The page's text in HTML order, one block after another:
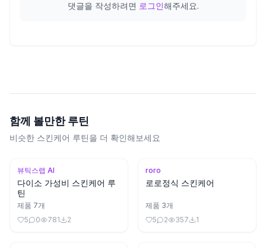
댓글을 작성하려면 로그인해주세요.
함께 볼만한 루틴
비슷한 스킨케어 루틴을 더 확인해보세요
뷰틱스랩 AI
다이소 가성비 스킨케어 루
틴
제품 7개
5
0 781 2
roro
로로정식 스킨케어
제품 3개
5
2 357 1